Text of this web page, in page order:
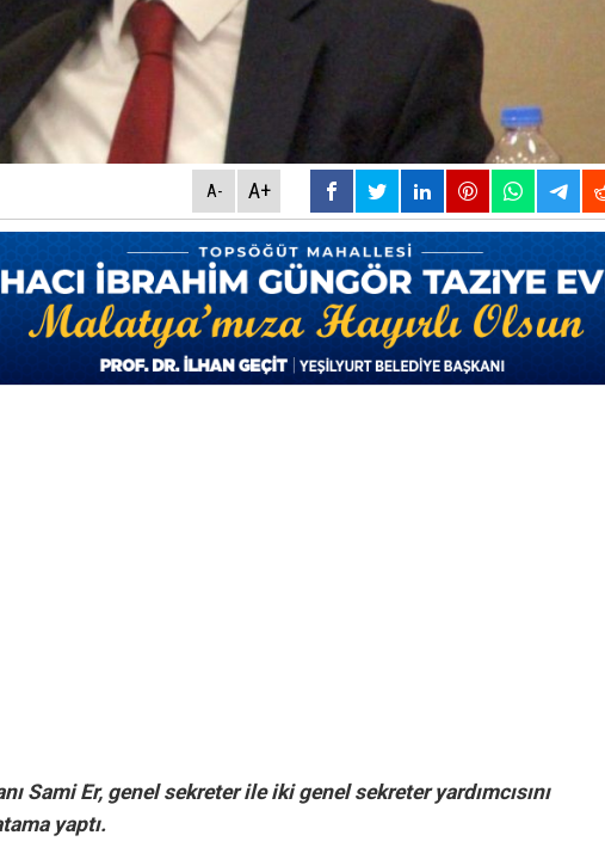
A- A+
Sami Er, genel sekreter ile iki genel sekreter yardımcısını
yaptı.